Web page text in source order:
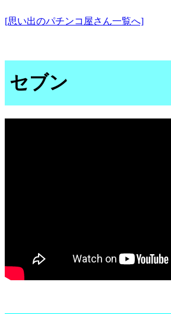
[思い出のパチンコ屋さん一覧へ]
セブン